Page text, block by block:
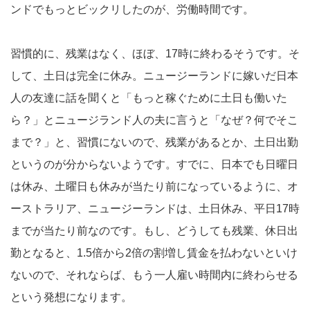
ンドでもっとビックリしたのが、労働時間です。
習慣的に、残業はなく、ほぼ、17時に終わるそうです。そ
して、土日は完全に休み。ニュージーランドに嫁いだ日本
人の友達に話を聞くと「もっと稼ぐために土日も働いた
ら？」とニュージランド人の夫に言うと「なぜ？何でそこ
まで？」と、習慣にないので、残業があるとか、土日出勤
というのが分からないようです。すでに、日本でも日曜日
は休み、土曜日も休みが当たり前になっているように、オ
ーストラリア、ニュージーランドは、土日休み、平日17時
までが当たり前なのです。もし、どうしても残業、休日出
勤となると、1.5倍から2倍の割増し賃金を払わないといけ
ないので、それならば、もう一人雇い時間内に終わらせる
という発想になります。